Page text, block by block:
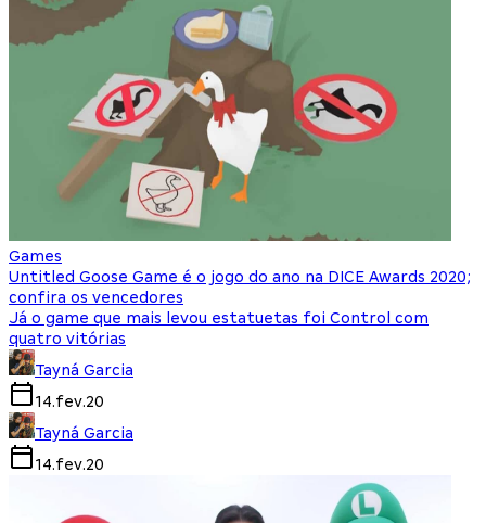
Games
Untitled Goose Game é o jogo do ano na DICE Awards 2020;
confira os vencedores
Já o game que mais levou estatuetas foi Control com
quatro vitórias
Tayná Garcia
14.fev.20
Tayná Garcia
14.fev.20